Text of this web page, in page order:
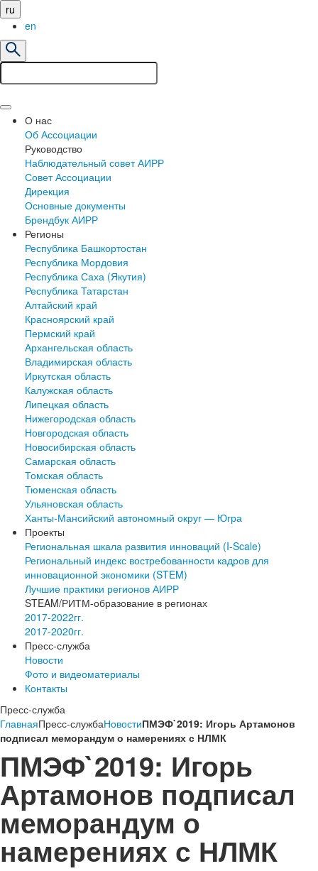
ru
en
О нас
Об Ассоциации
Руководство
Наблюдательный совет АИРР
Совет Ассоциации
Дирекция
Основные документы
Брендбук АИРР
Регионы
Республика Башкортостан
Республика Мордовия
Республика Саха (Якутия)
Республика Татарстан
Алтайский край
Красноярский край
Пермский край
Архангельская область
Владимирская область
Иркутская область
Калужская область
Липецкая область
Нижегородская область
Новгородская область
Новосибирская область
Самарская область
Томская область
Тюменская область
Ульяновская область
Ханты-Мансийский автономный округ — Югра
Проекты
Региональная шкала развития инноваций (I-Scale)
Региональный индекс востребованности кадров для
инновационной экономики (STEM)
Лучшие практики регионов АИРР
STEAM/РИТМ-образование в регионах
2017-2022гг.
2017-2020гг.
Пресс-служба
Новости
Фото и видеоматериалы
Контакты
Пресс-служба
ГлавнаяПресс-службаНовостиПМЭФ`2019: Игорь Артамонов
подписал меморандум о намерениях с НЛМК
ПМЭФ`2019: Игорь
Артамонов подписал
меморандум о
намерениях с НЛМК